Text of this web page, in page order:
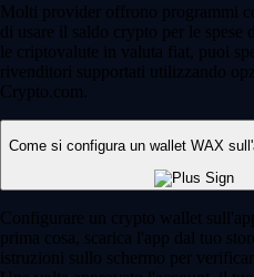
Molti provider offrono programmi
di usare il saldo crypto per le
le criptovalute in valuta fiat, puoi
rivenditori supportati utilizzando
Crypto.com.
Come si configura un wallet WAX
Configurare un crypto wallet
prima cosa, scarica l'app dal tuo
istruzioni sullo schermo per